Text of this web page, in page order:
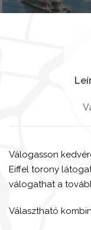
Válogasson
Eiffel torony
válogathat a
Választható